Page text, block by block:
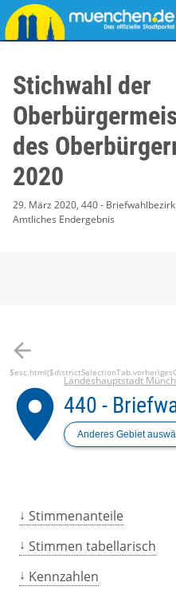
Stichwahl der
des
2020
29. März 2020, 440 - Briefwahlbezirk
Amtliches Endergebnis
arrow_back
place
Landeshauptstadt
440 -
Anderes Gebiet
Stimmenanteile
Stimmen tabellarisch
Kennzahlen